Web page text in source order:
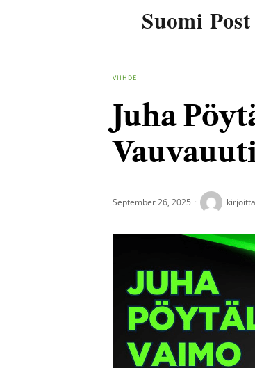
Suomi Post
VIIHDE
Juha
September 26, 2025